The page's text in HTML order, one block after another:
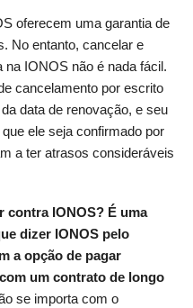
oferecem uma garantia de
No entanto, cancelar e
IONOS não é nada fácil.
cancelamento por escrito
data de renovação, e seu
ele seja confirmado por
a ter atrasos consideráveis
contra IONOS? É uma
dizer IONOS pelo
a opção de pagar
um contrato de longo
se importa com o